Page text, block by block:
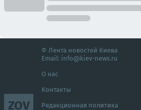
ZOV
© Лента новостей Киева
Email: info@kiev-news.ru
О нас
Контакты
Редакционная политика